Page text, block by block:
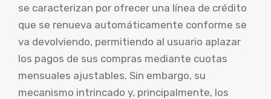
se caracterizan por ofrecer una línea de crédito
que se renueva automáticamente conforme se
va devolviendo, permitiendo al usuario aplazar
los pagos de sus compras mediante cuotas
mensuales ajustables. Sin embargo, su
mecanismo intrincado y, principalmente, los